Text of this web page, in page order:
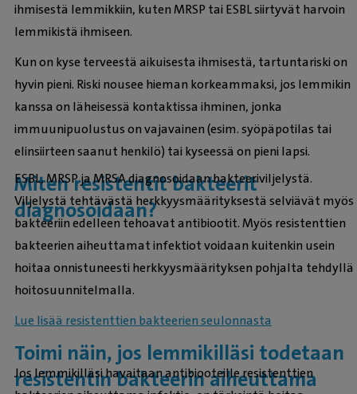
ihmisestä lemmikkiin, kuten MRSP tai ESBL siirtyvät harvoin
lemmikistä ihmiseen.
Kun on kyse terveestä aikuisesta ihmisestä, tartuntariski on
hyvin pieni. Riski nousee hieman korkeammaksi, jos lemmikin
kanssa on läheisessä kontaktissa ihminen, jonka
immuunipuolustus on vajavainen (esim. syöpäpotilas tai
elinsiirteen saanut henkilö) tai kyseessä on pieni lapsi.
Miten resistentit bakteerit
diagnosoidaan?
ESBL, MRSP ja MRSA diagnosoidaan bakteeriviljelystä.
Viljelystä tehtävästä herkkyysmäärityksestä selviävät myös
bakteeriin edelleen tehoavat antibiootit. Myös resistenttien
bakteerien aiheuttamat infektiot voidaan kuitenkin usein
hoitaa onnistuneesti herkkyysmäärityksen pohjalta tehdyllä
hoitosuunnitelmalla.
Lue lisää resistenttien bakteerien seulonnasta
Toimi näin, jos lemmikilläsi todetaan
resistentin bakteerin aiheuttama
Jos lemmikilläsi havaitaan antibiooteille resistenttien